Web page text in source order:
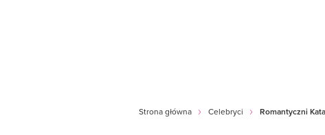
Strona główna Celebryci Romantyczni